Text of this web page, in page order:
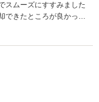
スムーズにすすみました
できたところが良かった